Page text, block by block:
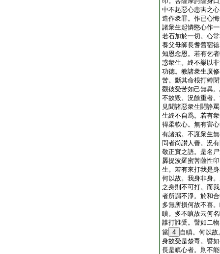
中不起惡心恚害之
造作衆罪。作已心
諸衆生起憐愍心作
若石加於一切。心
養父母師長耆舊宿
知恩念恩。若有乞
惑衆生。終不樂以
功徳。教諸衆生廣
苦。斷其命根打縛
觀彼受苦如己無異
不故毀。況餘重者
見聞諸惡衆生鬪諍
生終不自爲。若有
得柔軟心。無有害
有諸戒。不誑衆生
問者尚讃人善。況
敬正實之語。是名
羼提波羅蜜菩薩性
生。若有來打我是
何以故。我身非身
之身則不可打。而
者所謂不淨。於和
多無所損何故不喜
瞋。多不瞋故云何
誰打誰受。譬如二
當 4 自瞋。何以
身故受是楚毒。譬
長是瞋心者。則不